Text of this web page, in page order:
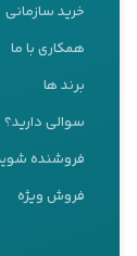
خرید سازمانی
همکاری با ما
برند ها
سوالی دارید؟
فروشنده
فروش ویژه
پشتیبانی 24 ساعته
ما اینجا
تیم پشتیبانی
کارشناس ۱